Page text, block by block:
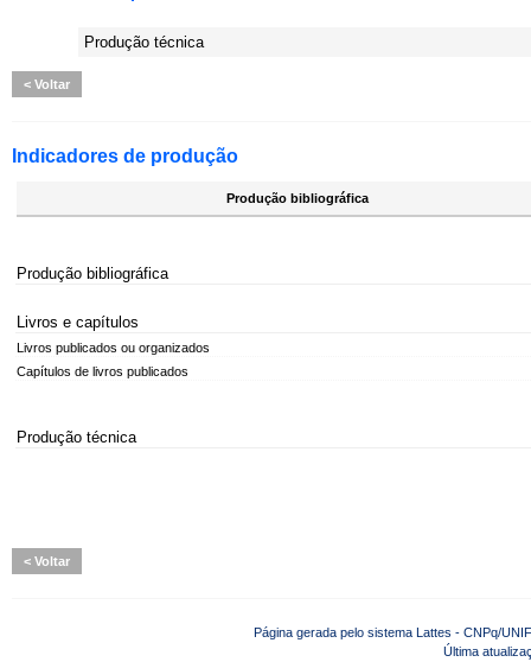
Produção técnica
Voltar
Indicadores de produção
Produção bibliográfica
Produção bibliográfica
Livros e capítulos
Livros publicados ou organizados
Capítulos de livros publicados
Produção técnica
Voltar
Página gerada pelo sistema Lattes - CNPq/
Última